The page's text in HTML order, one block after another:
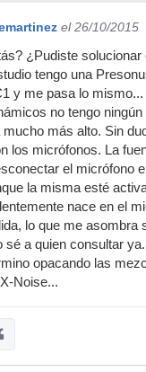
el 26/10/2015
¿Pudiste solucionar
tengo una
y me pasa lo
no tengo ningún
mucho más alto. Sin
los micrófonos. La
el micrófono
la misma esté
nace en el
lo que me asombra
sé a quien consultar
opacando las
Noise...